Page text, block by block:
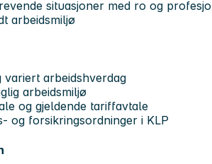
situasjoner med ro og
arbeidsmiljø
variert arbeidshverdag
arbeidsmiljø
og gjeldende tariffavtale
og forsikringsordninger i KLP